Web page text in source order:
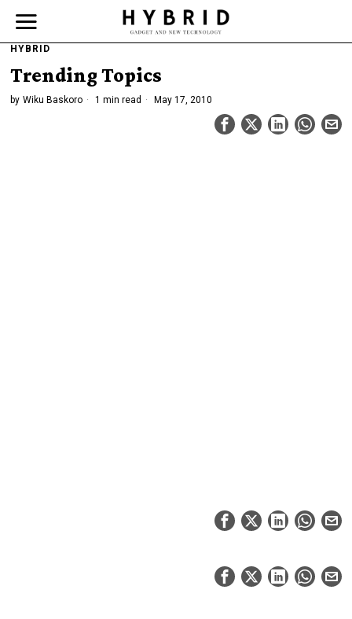
HYBRID
Trending Topics
by Wiku Baskoro 1 min read May 17, 2010